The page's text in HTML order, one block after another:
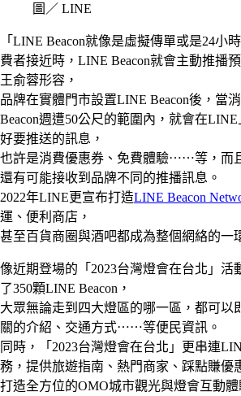
圖／ LINE
「LINE Beacon就像是虛擬傳單或是24小
費者接近時，LINE Beacon就會主動推播
王俞蓉形容，
品牌在實體門市設置LINE Beacon後，當
Beacon週遭50公尺的範圍內，就會在
好要推送的訊息，
也許是消費優惠券、免費體驗⋯⋯等，而
還有可能接收到品牌不同的推播訊息。
2022年LINE更宣布打造LINE Beacon
運、便利商店，
甚至百貨商圈與酒吧都成為整個網絡的一
像近期登場的「2023台灣燈會在台北」活
了350顆LINE Beacon，
大眾無論走到四大燈區的哪一區，都可以
關的介紹、交通方式⋯⋯等便民資訊。
同時，「2023台灣燈會在台北」更串連
務，提供旅遊指南、熱門商家、踩點賺優
打造全方位的OMO城市觀光與燈會互動體